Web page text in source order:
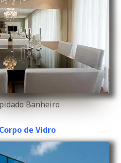
Banheiro
de Vidro